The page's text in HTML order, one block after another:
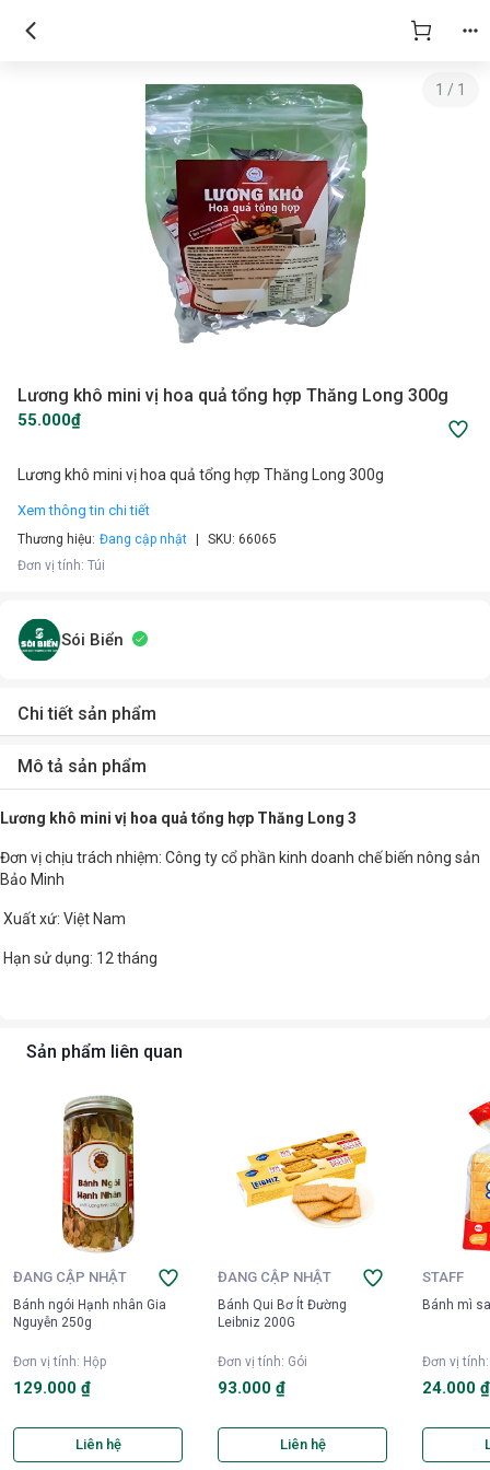
1 / 1
Lương khô mini vị hoa quả tổng hợp Thăng Long 300g
55.000₫
Lương khô mini vị hoa quả tổng hợp Thăng Long 300g
Xem thông tin chi tiết
Thương hiệu: Đang cập nhật SKU: 66065
Đơn vị tính: Túi
Sói Biển
Chi tiết sản phẩm
Mô tả sản phẩm
Lương khô mini vị hoa quả tổng hợp Thăng Long 3
Đơn vị chịu trách nhiệm: Công ty cổ phần kinh doanh chế biến nông sản
Bảo Minh
Xuất xứ: Việt Nam
Hạn sử dụng: 12 tháng
Sản phẩm liên quan
ĐANG CẬP NHẬT
Bánh ngói Hạnh nhân Gia
Nguyễn 250g
Đơn vị tính: Hộp
129.000 ₫
Liên hệ
ĐANG CẬP NHẬT
Bánh Qui Bơ Ít Đường
Leibniz 200G
Đơn vị tính: Gói
93.000 ₫
Liên hệ
STAFF
Bánh mì
Đơn vị tính
24.000 ₫